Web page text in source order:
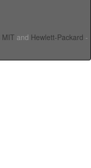
MIT and Hewlett-Packard -